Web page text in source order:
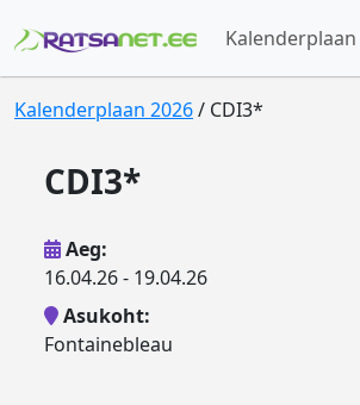
Kalenderplaan
Kalenderplaan 2026/ CDI3*
CDI3*
Aeg:
16.04.26 - 19.04.26
Asukoht:
Fontainebleau